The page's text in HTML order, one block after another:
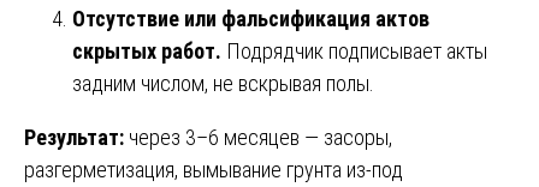
Отсутствие или фальсификация актов
скрытых работ. Подрядчик подписывает акты
задним числом, не вскрывая полы.
Результат: через 3–6 месяцев — засоры,
разгерметизация, вымывание грунта из-под